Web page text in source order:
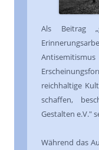
Als Beitrag
reichhaltige
schaffen,
Gestalten e.V."
Während das